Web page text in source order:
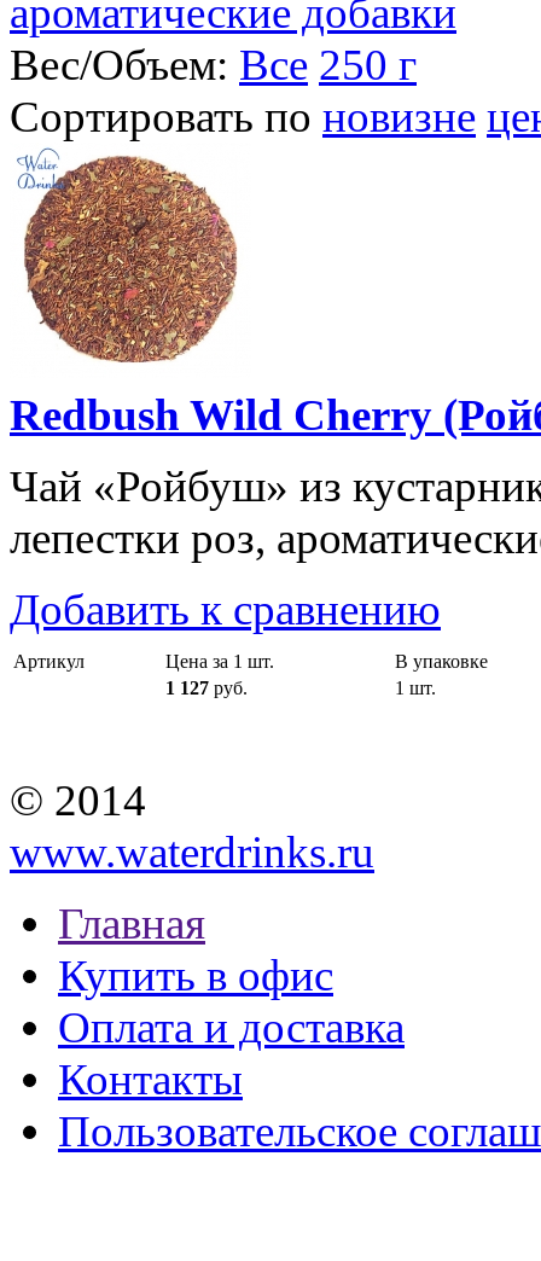
ароматические добавки
Вес/Объем: Все 250 г
Сортировать по новизне
Redbush Wild Cherry
Чай «Ройбуш» из
лепестки роз,
Добавить к сравнению
Артикул Цена за 1 шт.
В упаковке
1 127 руб. 1 шт.
© 2014
www.waterdrinks.ru
Главная
Купить в офис
Оплата и доставка
Контакты
Пользовательское